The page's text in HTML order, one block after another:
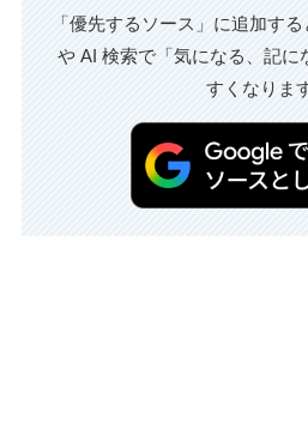
「優先するソース」に追加す
や AI 検索で「気になる、記
すくなりま